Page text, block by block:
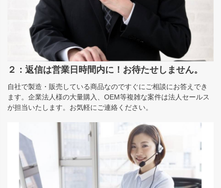
２：返信は営業日時間内に！お待たせしません。
自社で製造・販売している商品なのですぐにご相談にお答えでき
ます。企業法人様の大量購入、OEM等複雑な案件は法人セールス
が担当いたします。お気軽にご連絡ください。